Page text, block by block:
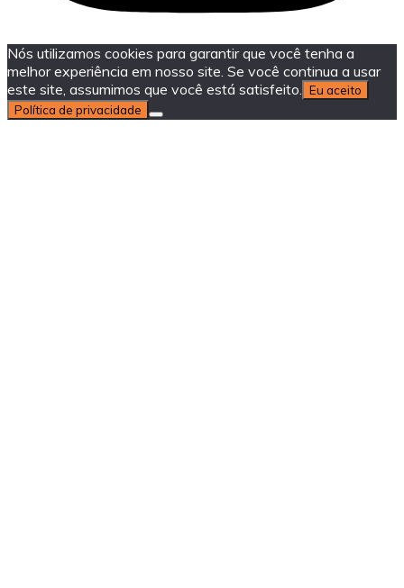
Nós utilizamos cookies para garantir que você tenha a
melhor experiência em nosso site. Se você continua a usar
este site, assumimos que você está satisfeito. Eu aceito
Política de privacidade